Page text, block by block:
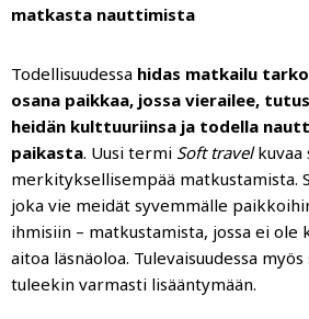
matkasta nauttimista
Todellisuudessa hidas matkailu
osana paikkaa, jossa vierailee,
heidän kulttuuriinsa ja todella
paikasta. Uusi termi Soft travelkuvaa
merkityksellisempää matkustamista.
joka vie meidät syvemmälle
ihmisiin – matkustamista, jossa ei ole
aitoa läsnäoloa. Tulevaisuudessa
tuleekin varmasti lisääntymään.